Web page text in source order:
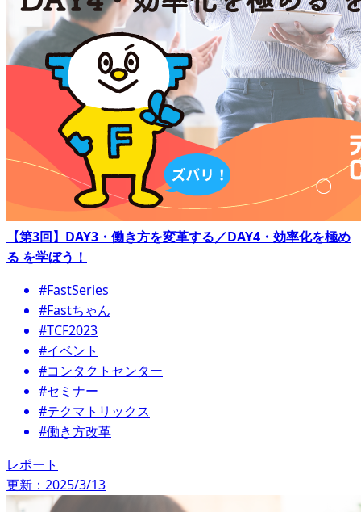
【第3回】DAY3・働き方を変革する／DAY4・効率化を極め
る を学ぼう！
#FastSeries
#Fastちゃん
#TCF2023
#イベント
#コンタクトセンター
#セミナー
#テクマトリックス
#働き方改革
レポート
更新：2025/3/13